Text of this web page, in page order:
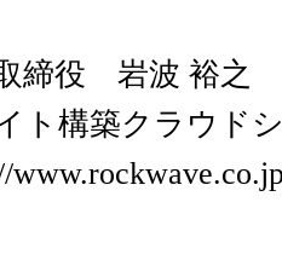
役 岩波 裕之
ト構築クラウド